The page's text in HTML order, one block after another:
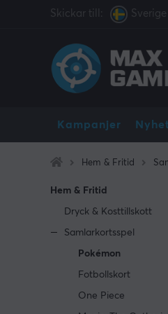
Skickar till: Sverige
Kampanjer
Hem & Fritid
Hem & Fritid
Dryck & Kosttillskott
Samlarkortsspel
Pokémon
Fotbollskort
One Piece